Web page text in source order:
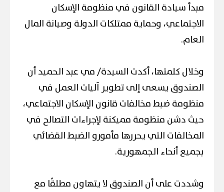
مبدأ سيادة القانون في منظومة الإسكان
الاجتماعي، وحماية ممتلكات الدولة وصيانة المال
العام.
وخلال كلمتها، أكدت السيدة/ مي عبد الحميد أن
الصندوق يسعى إلى تطوير آليات العمل في
منظومة ضبط مخالفات قانون الإسكان الاجتماعي،
حيث دشن منظومة مميكنة لإجراءات التصالح في
المخالفات التي يحررها مأمورو الضبط القضائي
بجميع أنحاء الجمهورية.
وشددت على أن الصندوق لا يتهاون مطلقًا مع